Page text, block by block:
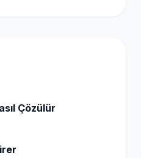
Çözülür